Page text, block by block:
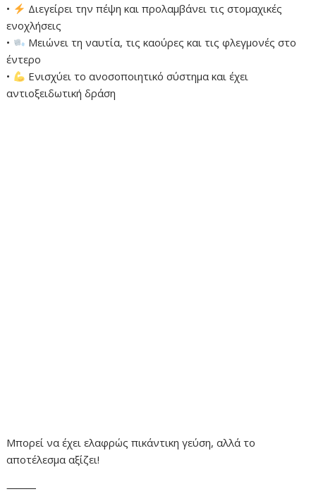
•
Διεγείρει την πέψη και προλαμβάνει τις στομαχικές
ενοχλήσεις
•
Μειώνει τη ναυτία, τις καούρες και τις φλεγμονές στο
έντερο
•
Ενισχύει το ανοσοποιητικό σύστημα και έχει
αντιοξειδωτική δράση
Μπορεί να έχει ελαφρώς πικάντικη γεύση, αλλά το
αποτέλεσμα αξίζει!
⸻